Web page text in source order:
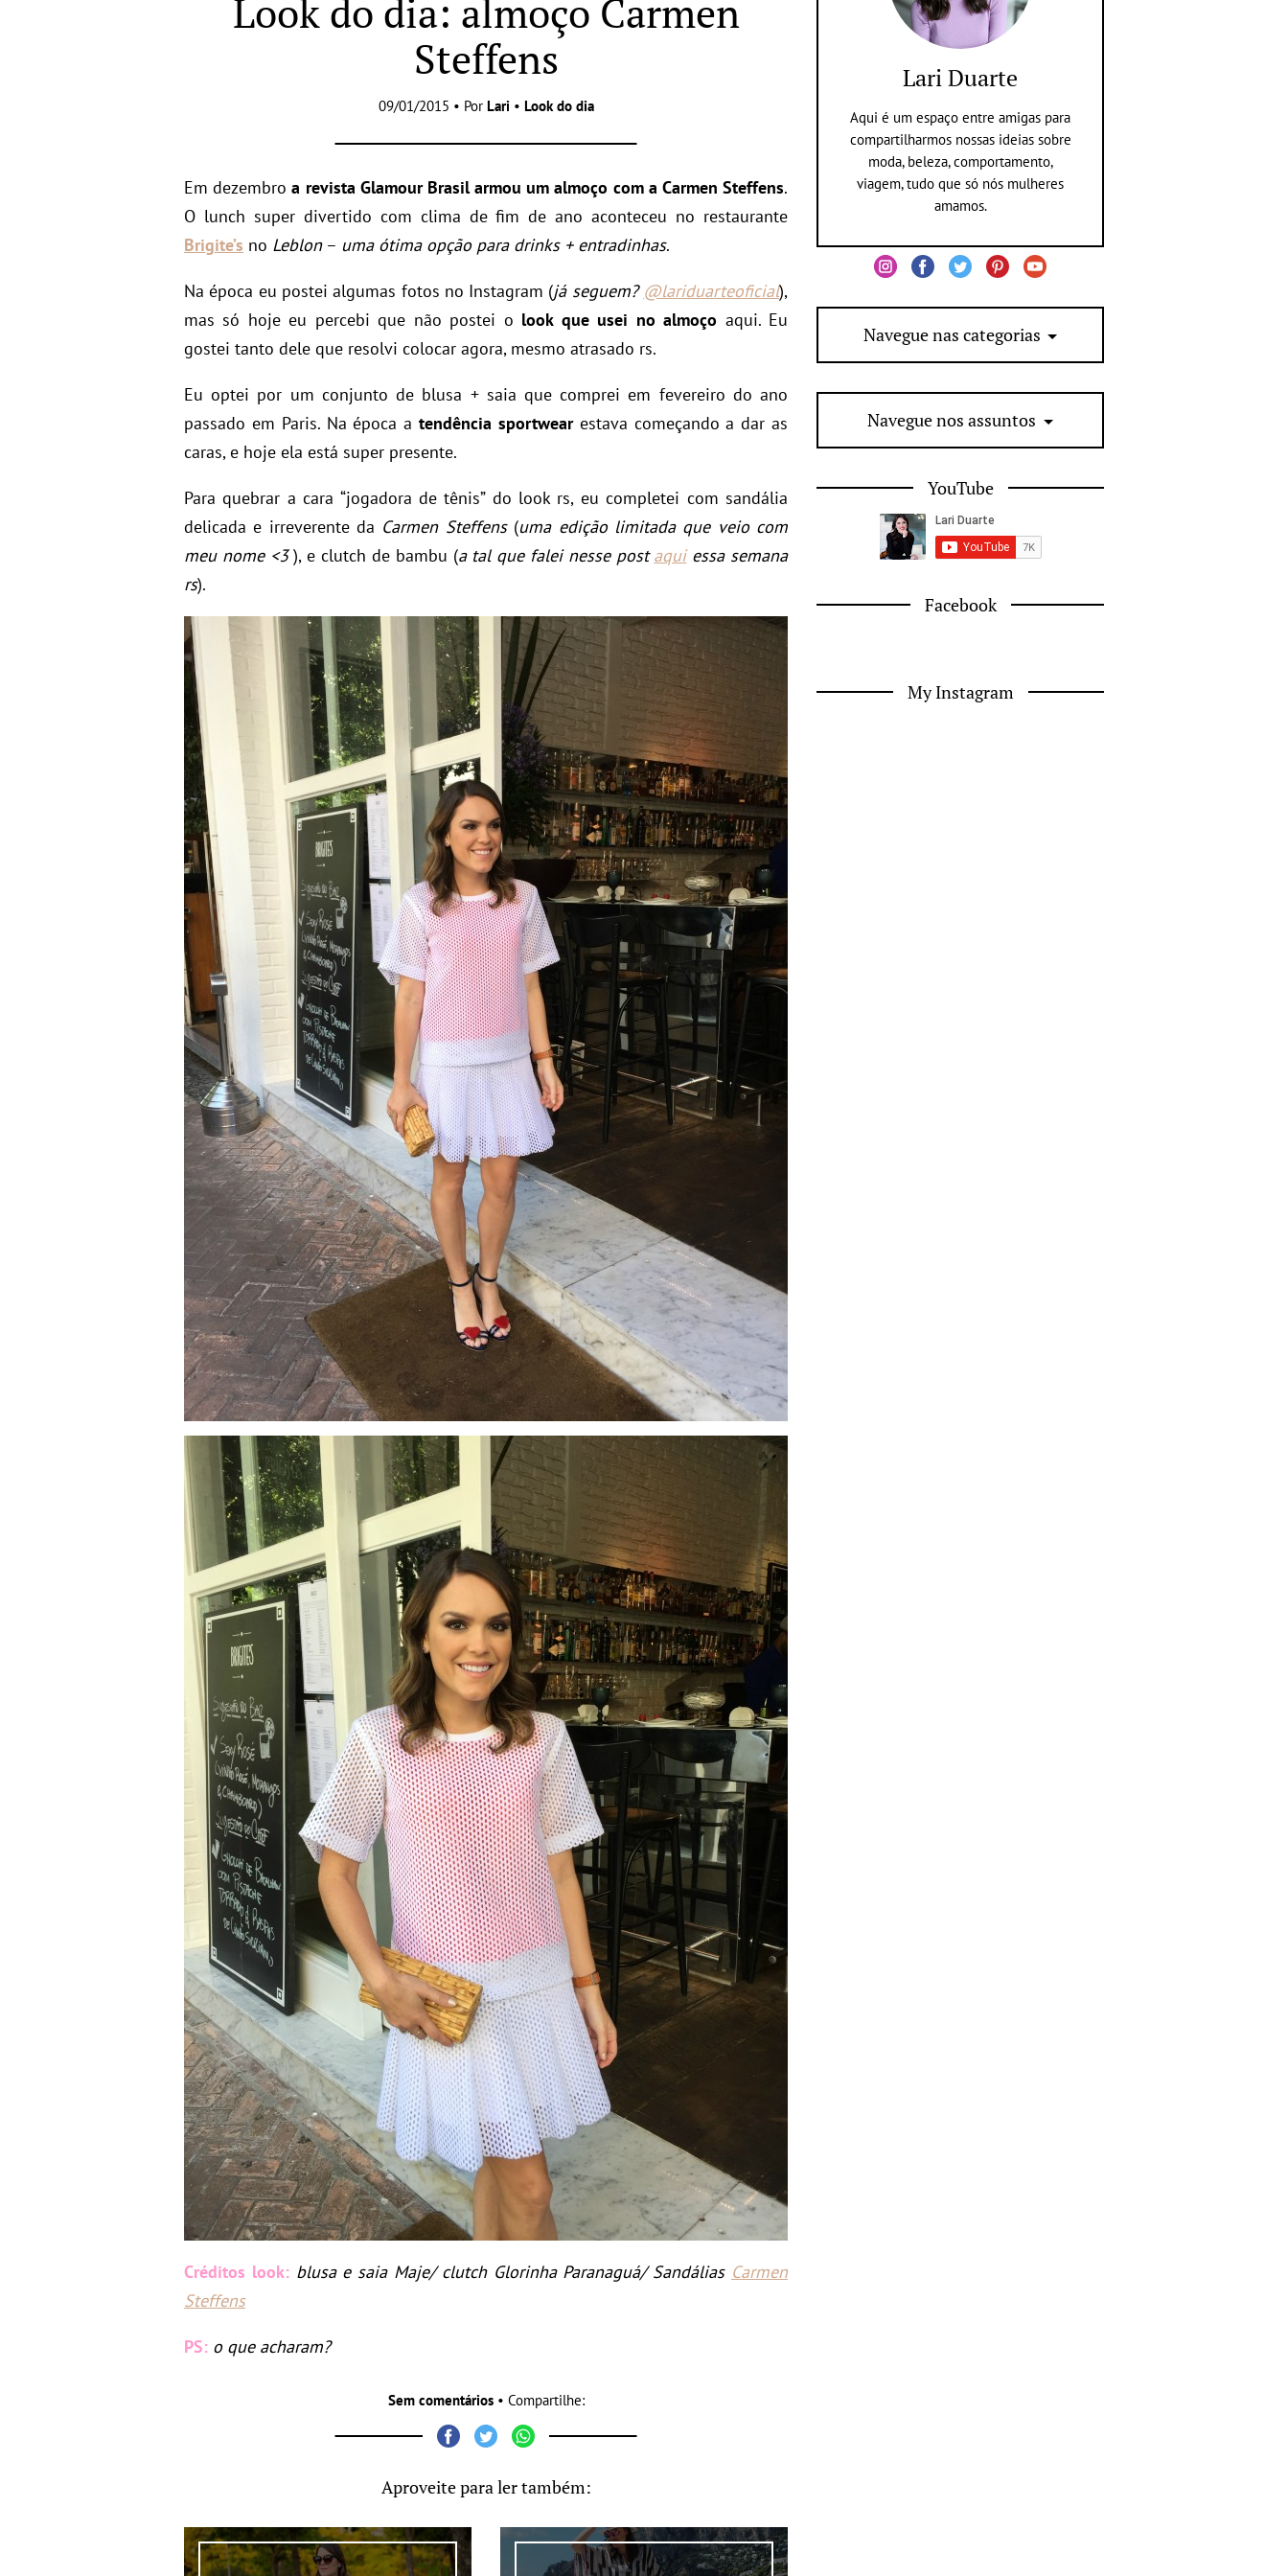
Look do dia: almoço Carmen
Steffens
09/01/2015 • Por Lari • Look do dia
Em dezembroa revista Glamour Brasil armou um almoço com a Carmen Steffens.
O lunch super divertido com clima de fim de ano aconteceu no restaurante
Brigite’s no Leblon– uma ótima opção para drinks + entradinhas.
Na época eu postei algumas fotos no Instagram (já seguem? @lariduarteoficial),
mas só hoje eu percebi que não postei o look que usei no almoço aqui. Eu
gostei tanto dele que resolvi colocar agora, mesmo atrasado rs.
Eu optei por um conjunto de blusa + saia que comprei em fevereiro do ano
passado em Paris. Na época a tendência sportwearestava começando a dar as
caras, e hoje ela está super presente.
Para quebrar a cara “jogadora de tênis” do look rs, eu completei com sandália
delicada e irreverente da Carmen Steffens(uma edição limitada que veio com
meu nome <3), e clutch de bambu (a tal que falei nesse postaquiessa semana
rs).
Créditos look: blusa e saia Maje/ clutch Glorinha Paranaguá/ Sandálias Carmen
Steffens
PS: o que acharam?
Sem comentários• Compartilhe:
Aproveite para ler também:
Lari Duarte
Aqui é um espaço entre amigas para
compartilharmos nossas ideias sobre
moda, beleza, comportamento,
viagem, tudo que só nós mulheres
amamos.
Navegue nas categorias
Navegue nos assuntos
YouTube
Facebook
My Instagram